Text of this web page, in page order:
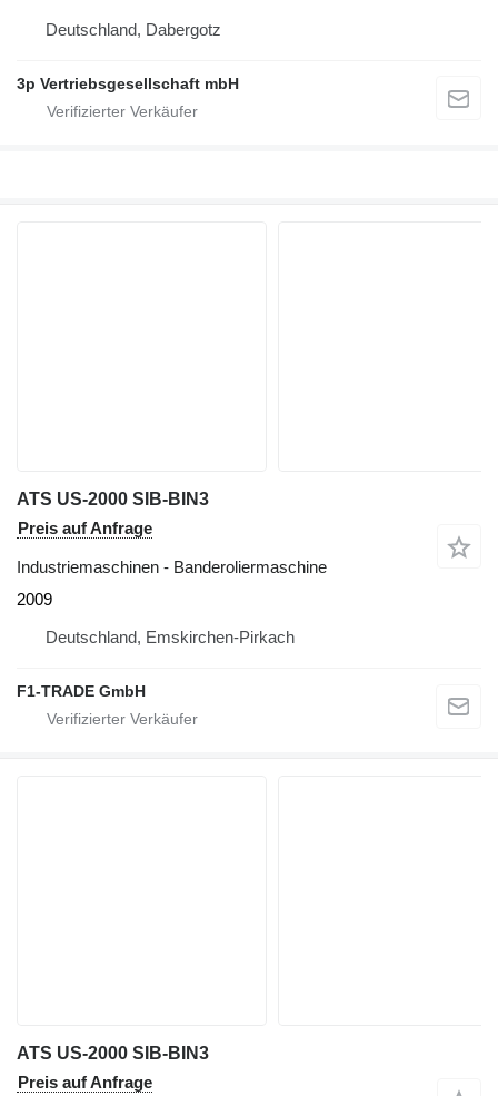
Deutschland, Dabergotz
3p Vertriebsgesellschaft mbH
ATS US-2000 SIB-BIN3
Preis auf Anfrage
Industriemaschinen - Banderoliermaschine
2009
Deutschland, Emskirchen-Pirkach
F1-TRADE GmbH
ATS US-2000 SIB-BIN3
Preis auf Anfrage